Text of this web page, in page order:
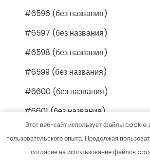
#6596 (без названия)
#6597 (без названия)
#6598 (без названия)
#6599 (без названия)
#6600 (без названия)
#6601 (без названия)
#6602 (без названия)
#6603 (без названия)
Этот веб-сайт использует файлы cookie
пользовательского опыта. Продолжая
согласие на использование файлов